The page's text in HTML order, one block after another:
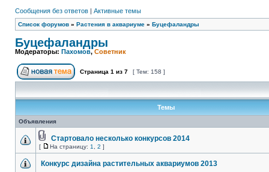
Сообщения без ответов | Активные темы
Список форумов » Растения в аквариуме » Буцефаландры
Буцефаландры
Модераторы: Пахомов,Советник
Страница 1 из 7 [ Тем: 158 ]
Темы
Объявления
Стартовало несколько конкурсов 2014
[ На страницу: 1 2 ]
Конкурс дизайна растительных аквариумов 2013